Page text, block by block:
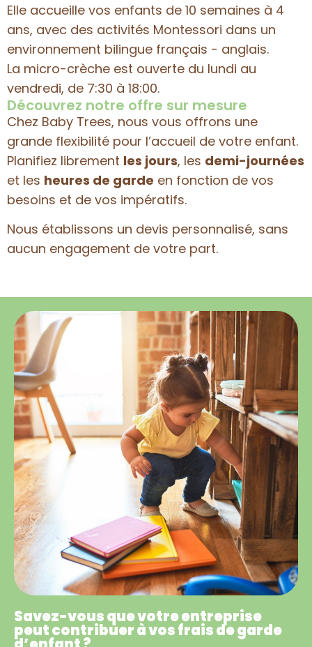
Elle accueille vos enfants de 10 semaines à 4
ans, avec des activités Montessori dans un
environnement bilingue français - anglais.
La micro-crèche est ouverte du lundi au
vendredi, de 7:30 à 18:00.
Découvrez notre offre sur mesure
Chez Baby Trees, nous vous offrons une
grande flexibilité pour l’accueil de votre enfant.
Planifiez librement les jours, les demi-journées
et les heures de garde en fonction de vos
besoins et de vos impératifs.
Nous établissons un devis personnalisé, sans
aucun engagement de votre part.
Savez-vous que votre entreprise
peut contribuer à vos frais de garde